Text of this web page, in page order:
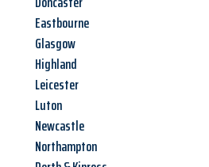
Eastbourne
Glasgow
Highland
Leicester
Luton
Newcastle
Northampton